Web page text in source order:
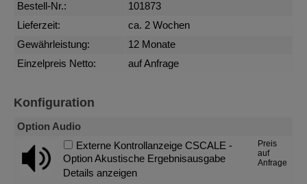
Bestell-Nr.:
101873
Lieferzeit:
ca. 2 Wochen
Gewährleistung:
12 Monate
Einzelpreis Netto:
auf Anfrage
Konfiguration
Option Audio
Externe Kontrollanzeige CSCALE -
Option Akustische Ergebnisausgabe
Details anzeigen
Preis
auf
Anfrage